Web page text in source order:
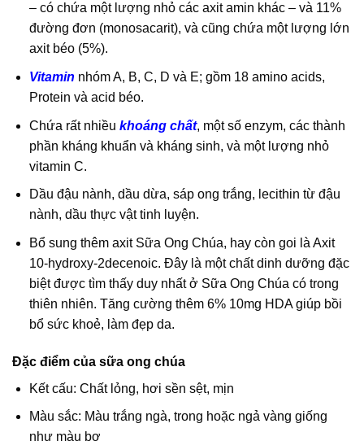
– có chứa một lượng nhỏ các axit amin khác – và 11%
đường đơn (monosacarit), và cũng chứa một lượng lớn
axit béo (5%).
Vitamin nhóm A, B, C, D và E; gồm 18 amino acids,
Protein và acid béo.
Chứa rất nhiều khoáng chất, một số enzym, các thành
phần kháng khuẩn và kháng sinh, và một lượng nhỏ
vitamin C.
Dầu đậu nành, dầu dừa, sáp ong trắng, lecithin từ đậu
nành, dầu thực vật tinh luyện.
Bổ sung thêm axit Sữa Ong Chúa, hay còn goi là Axit
10-hydroxy-2decenoic. Đây là một chất dinh dưỡng đặc
biệt được tìm thấy duy nhất ở Sữa Ong Chúa có trong
thiên nhiên. Tăng cường thêm 6% 10mg HDA giúp bồi
bổ sức khoẻ, làm đẹp da.
Đặc điểm của sữa ong chúa
Kết cấu: Chất lỏng, hơi sền sệt, mịn
Màu sắc: Màu trắng ngà, trong hoặc ngả vàng giống
như màu bơ